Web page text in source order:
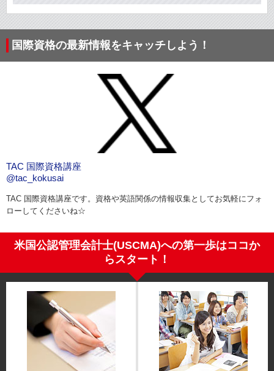
国際資格の最新情報をキャッチしよう！
TAC 国際資格講座
@tac_kokusai
TAC 国際資格講座です。資格や英語関係の情報収集としてお気軽にフォ
ローしてくださいね☆
米国公認管理会計士(USCMA)への第一歩はココか
らスタート！